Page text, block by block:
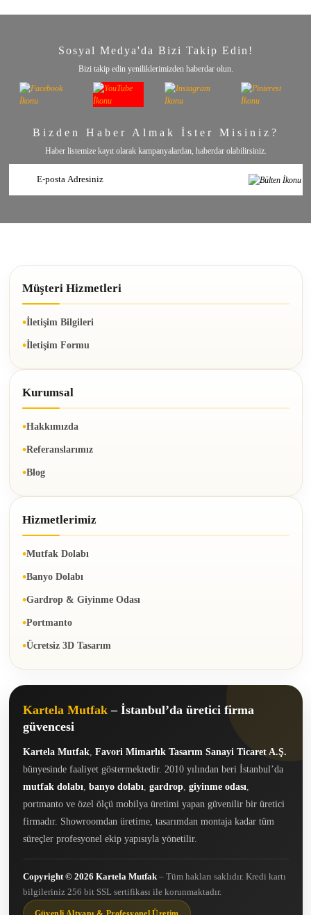
Sosyal Medya'da Bizi Takip Edin!
Bizi takip edin yeniliklerimizden haberdar olun.
Bizden Haber Almak İster Misiniz?
Haber listemize kayıt olarak kampanyalardan, haberdar olabilirsiniz.
Müşteri Hizmetleri
İletişim Bilgileri
İletişim Formu
Kurumsal
Hakkımızda
Referanslarımız
Blog
Hizmetlerimiz
Mutfak Dolabı
Banyo Dolabı
Gardrop & Giyinme Odası
Portmanto
Ücretsiz 3D Tasarım
Kartela Mutfak– İstanbul’da üretici firma
güvencesi
Kartela Mutfak, Favori Mimarlık Tasarım Sanayi Ticaret A.Ş.
bünyesinde faaliyet göstermektedir. 2010 yılından beri İstanbul’da
mutfak dolabı banyo dolabı gardrop, giyinme odası
portmanto ve özel ölçü mobilya üretimi yapan güvenilir bir üretici
firmadır. Showroomdan üretime, tasarımdan montaja kadar tüm
süreçler profesyonel ekip yapısıyla yönetilir.
Copyright © 2026 Kartela Mutfak– Tüm hakları saklıdır. Kredi kartı
bilgileriniz 256 bit SSL sertifikası ile korunmaktadır.